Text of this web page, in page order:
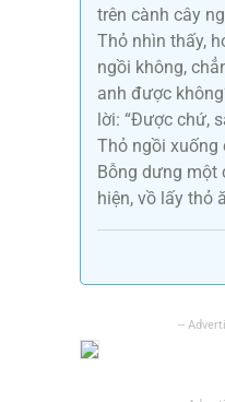
trên cành cây
Thỏ nhìn thấy,
ngồi không,
anh được
lời: “Được chứ,
Thỏ ngồi xuống
Bỗng dưng một
hiện, vồ lấy thỏ